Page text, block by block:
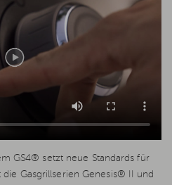
GS4® setzt neue Standards für
Gasgrillserien Genesis® II und